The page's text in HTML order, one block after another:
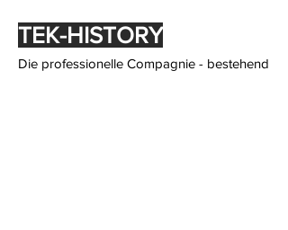
TEK-HISTORY
Die professionelle Compagnie - bestehend